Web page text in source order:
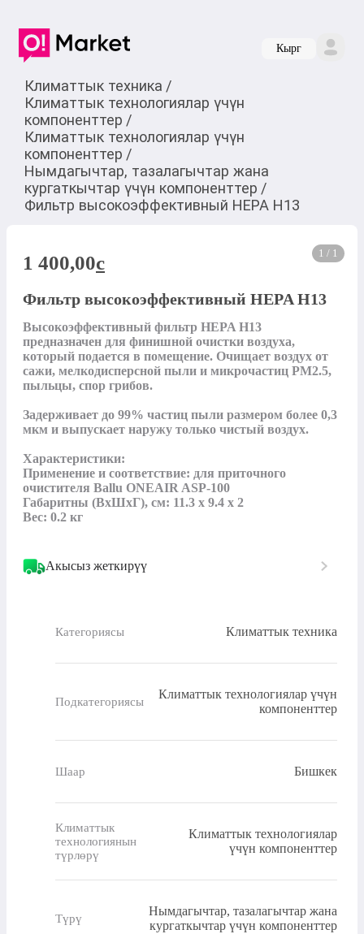
Кырг
Климаттык техника /
Климаттык технологиялар үчүн
компоненттер /
Климаттык технологиялар үчүн
компоненттер /
Нымдагычтар, тазалагычтар жана
кургаткычтар үчүн компоненттер /
Фильтр высокоэффективный HEPA Н13
1 / 1
1 400,00c
Фильтр высокоэффективный HEPA Н13
Высокоэффективный фильтр HEPA Н13
предназначен для финишной очистки воздуха,
который подается в помещение. Очищает воздух от
сажи, мелкодисперсной пыли и микрочастиц РМ2.5,
пыльцы, спор грибов.
Задерживает до 99% частиц пыли размером более 0,3
мкм и выпускает наружу только чистый воздух.
Характеристики:
Применение и соответствие: для приточного
очистителя Ballu ONEAIR ASP-100
Габаритны (ВхШхГ), см: 11.3 х 9.4 х 2
Вес: 0.2 кг
Акысыз жеткирүү
Категориясы Климаттык техника
Подкатегориясы
Климаттык технологиялар үчүн
компоненттер
Шаар Бишкек
Климаттык
технологиянын
түрлөрү
Климаттык технологиялар
үчүн компоненттер
Түрү
Нымдагычтар, тазалагычтар жана
кургаткычтар үчүн компоненттер